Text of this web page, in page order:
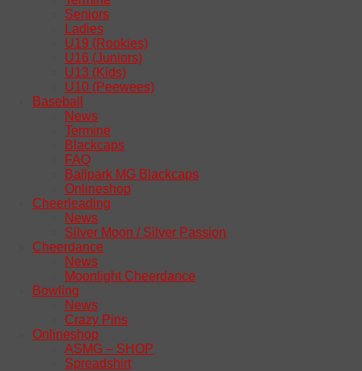
Seniors
Ladies
U19 (Rookies)
U16 (Juniors)
U13 (Kids)
U10 (Peewees)
Baseball
News
Termine
Blackcaps
FAQ
Ballpark MG Blackcaps
Onlineshop
Cheerleading
News
Silver Moon / Silver Passion
Cheerdance
News
Moonlight Cheerdance
Bowling
News
Crazy Pins
Onlineshop
ASMG – SHOP
Spreadshirt